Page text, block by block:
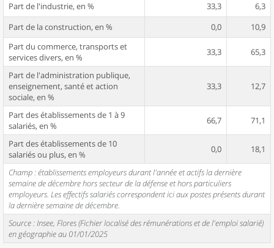
Part de l'industrie, en % 33,3
6,3
Part de la construction, en %
0,0
10,9
Part du commerce, transports et
services divers, en %
33,3 65,3
Part de l'administration publique,
enseignement, santé et action
sociale, en %
33,3 12,7
Part des établissements de 1 à 9
salariés, en %
66,7 71,1
Part des établissements de 10
salariés ou plus, en %
0,0 18,1
Champ : établissements employeurs durant l'année et actifs la dernière
semaine de décembre hors secteur de la défense et hors particuliers
employeurs. Les effectifs salariés correspondent ici aux postes présents durant
la dernière semaine de décembre.
Source : Insee, Flores (Fichier localisé des rémunérations et de l'emploi salarié)
en géographie au 01/01/2025